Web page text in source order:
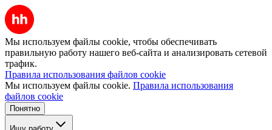
Мы используем файлы cookie, чтобы обеспечивать
правильную работу нашего веб-сайта и анализировать сетевой
трафик.
Правила использования файлов cookie
Мы используем файлы cookie. Правила использования
файлов cookie
Понятно